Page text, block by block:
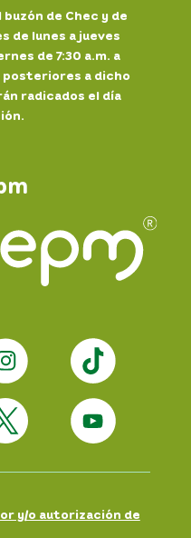
de Chec y de
de lunes a jueves
de 7:30 a.m. a
posteriores a dicho
radicados el día
y/o autorización de